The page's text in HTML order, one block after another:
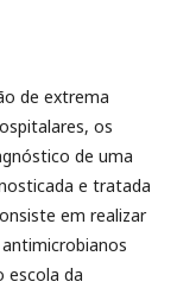
de extrema
os
de uma
e tratada
em realizar
escola da